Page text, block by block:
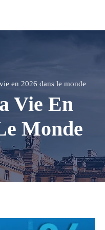
en 2026 dans le monde
Vie En
Monde